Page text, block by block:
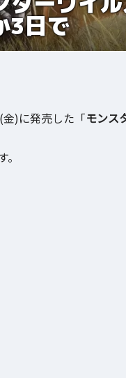
3日で
)に発売した「モンス
。